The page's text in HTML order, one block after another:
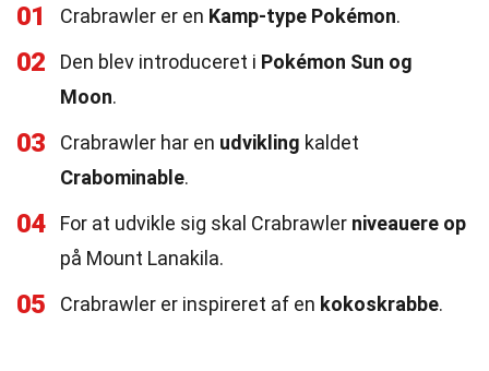
01 Crabrawler er en Kamp-type Pokémon.
02 Den blev introduceret i Pokémon Sun og
Moon.
03 Crabrawler har en udvikling kaldet
Crabominable.
04 For at udvikle sig skal Crabrawler niveauere op
på Mount Lanakila.
05 Crabrawler er inspireret af en kokoskrabbe.